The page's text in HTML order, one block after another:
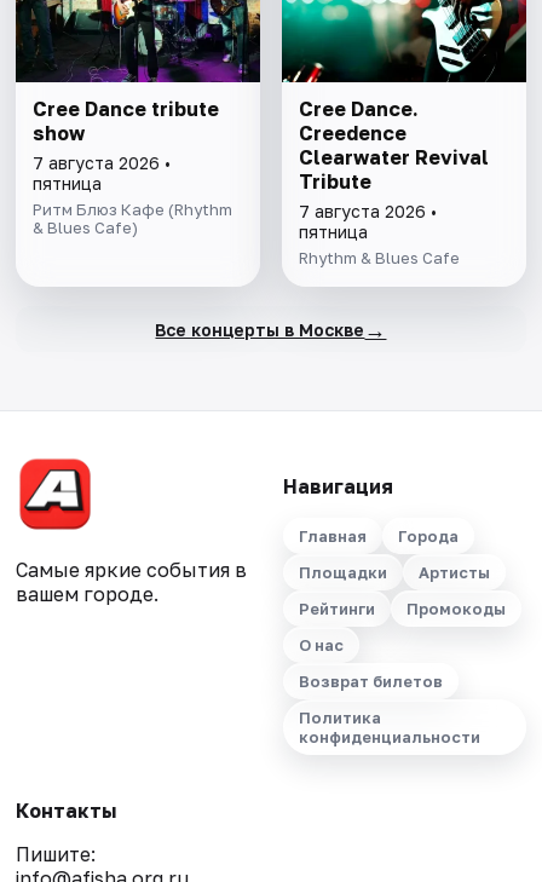
Cree Dance tribute
show
7 августа 2026 •
пятница
Ритм Блюз Кафе (Rhythm
& Blues Cafe)
Cree Dance.
Creedence
Clearwater Revival
Tribute
7 августа 2026 •
пятница
Rhythm & Blues Cafe
Все концерты в Москве →
Самые яркие события в
вашем городе.
Навигация
Главная
Города
Площадки
Артисты
Рейтинги
Промокоды
О нас
Возврат билетов
Политика
конфиденциальности
Контакты
Пишите: